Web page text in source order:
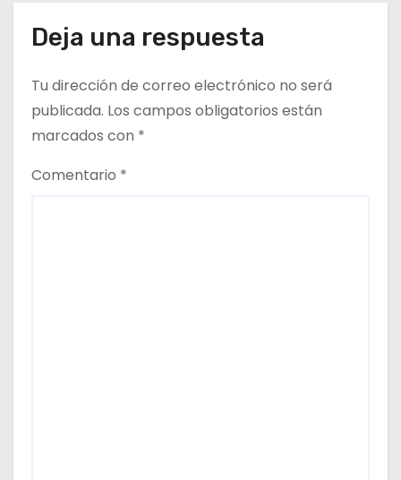
Deja una respuesta
Tu dirección de correo electrónico no será
publicada. Los campos obligatorios están
marcados con *
Comentario *